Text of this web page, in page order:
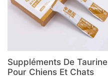
Suppléments De Taurine
Pour Chiens Et Chats